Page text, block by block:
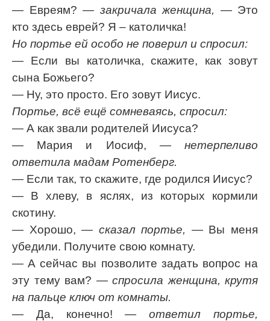
— Евреям? — закричала женщина, — Это
кто здесь еврей? Я – католичка!
Но портье ей особо не поверил и спросил:
— Если вы католичка, скажите, как зовут
сына Божьего?
— Ну, это просто. Его зовут Иисус.
Портье, всё ещё сомневаясь, спросил:
— А как звали родителей Иисуса?
— Мария и Иосиф, — нетерпеливо
ответила мадам Ротенберг.
— Если так, то скажите, где родился Иисус?
— В хлеву, в яслях, из которых кормили
скотину.
— Хорошо,— сказал портье, — Вы меня
убедили. Получите свою комнату.
— А сейчас вы позволите задать вопрос на
эту тему вам? — спросила женщина, крутя
на пальце ключ от комнаты.
— Да, конечно!— ответил портье,